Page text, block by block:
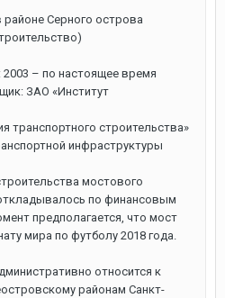
Серного острова
– по настоящее время
ЗАО «Институт
транспортного строительства»
инфраструктуры
мостового
по финансовым
предполагается, что мост
мира по футболу 2018 года.
относится к
районам Санкт-